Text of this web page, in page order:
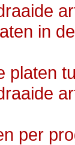
in
platen
per